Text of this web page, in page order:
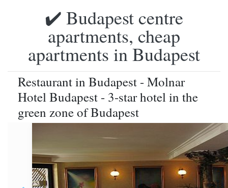
✔️ Budapest centre
apartments, cheap
apartments in Budapest
Restaurant in Budapest - Molnar
Hotel Budapest - 3-star hotel in the
green zone of Budapest